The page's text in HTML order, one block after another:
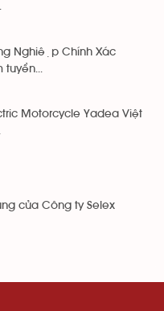
Nghiệp Chính Xác
Motorcycle Yadea Việt
của Công ty Selex